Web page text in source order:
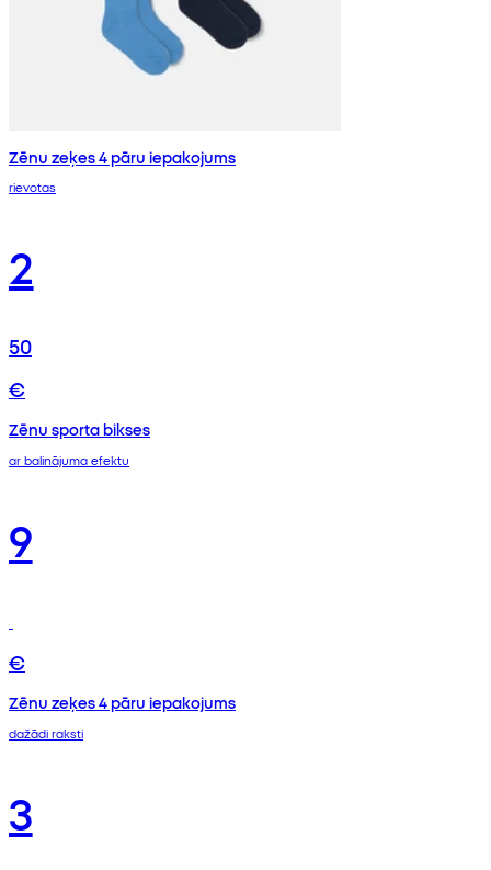
Zēnu zeķes 4 pāru iepakojums
rievotas
2
50
€
Zēnu sporta bikses
ar balinājuma efektu
9
€
Zēnu zeķes 4 pāru iepakojums
dažādi raksti
3